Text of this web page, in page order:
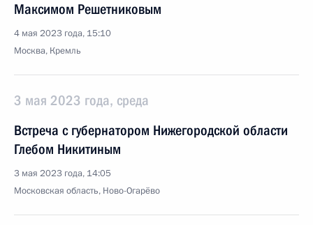
Максимом Решетниковым
4 мая 2023 года, 15:10
Москва, Кремль
3 мая 2023 года, среда
Встреча с губернатором Нижегородской области
Глебом Никитиным
3 мая 2023 года, 14:05
Московская область, Ново-Огарёво